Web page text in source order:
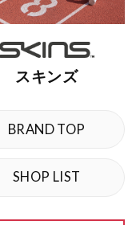
スキンズ
BRAND TOP
SHOP LIST